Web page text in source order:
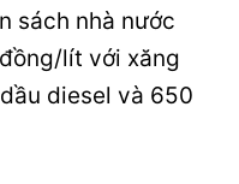
sách nhà nước
lít với xăng
diesel và 650